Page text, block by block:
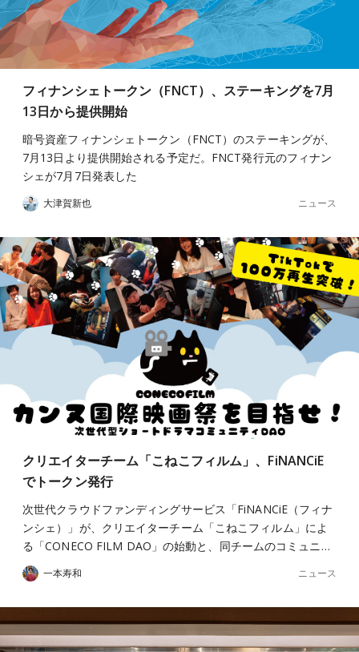
フィナンシェトークン（FNCT）、ステーキングを7月
13日から提供開始
暗号資産フィナンシェトークン（FNCT）のステーキングが、
7月13日より提供開始される予定だ。FNCT発行元のフィナン
シェが7月7日発表した
大津賀新也 ニュース
クリエイターチーム「こねこフィルム」、FiNANCiE
でトークン発行
次世代クラウドファンディングサービス「FiNANCiE（フィナ
ンシェ）」が、クリエイターチーム「こねこフィルム」によ
る「CONECO FILM DAO」の始動と、同チームのコミュニ…
一本寿和 ニュース